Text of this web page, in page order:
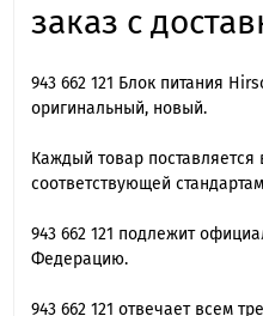
заказ с
943 662 121 Блок питания
оригинальный, новый.
Каждый товар поставляется
соответствующей
943 662 121 подлежит
Федерацию.
943 662 121 отвечает всем